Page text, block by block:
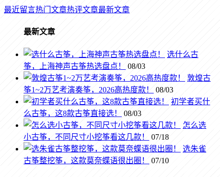
最近留言热门文章热评文章最新文章
最新文章
选什么古
筝，上海神声古筝热选盘点！
08/03
敦煌古
筝1~2万艺考演奏筝，2026高热度款！
08/03
初学者买什
么古筝，这8款古筝直接选！
08/03
怎么选
小古筝，不同尺寸小挖筝看这几款！
07/18
选朱雀
古筝整挖筝，这款莫奈蝶语很出圈！
07/10